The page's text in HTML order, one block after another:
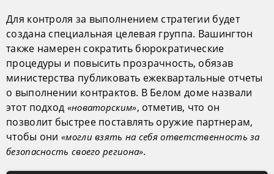
Для контроля за выполнением стратегии будет
создана специальная целевая группа. Вашингтон
также намерен сократить бюрократические
процедуры и повысить прозрачность, обязав
министерства публиковать ежеквартальные отчеты
о выполнении контрактов. В Белом доме назвали
этот подход «новаторским», отметив, что он
позволит быстрее поставлять оружие партнерам,
чтобы они «могли взять на себя ответственность за
безопасность своего региона».